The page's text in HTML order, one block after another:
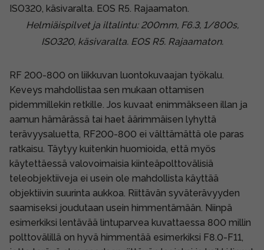
Helmiäispilvet ja iltalintu: 200mm, F6.3, 1/800s,
ISO320, käsivaralta. EOS R5. Rajaamaton.
RF 200-800 on liikkuvan luontokuvaajan työkalu.
Keveys mahdollistaa sen mukaan ottamisen
pidemmillekin retkille. Jos kuvaat enimmäkseen illan ja
aamun hämärässä tai haet äärimmäisen lyhyttä
terävyysaluetta, RF200-800 ei välttämättä ole paras
ratkaisu. Täytyy kuitenkin huomioida, että myös
käytettäessä valovoimaisia kiinteäpolttovälisiä
teleobjektiiveja ei usein ole mahdollista käyttää
objektiivin suurinta aukkoa. Riittävän syväterävyyden
saamiseksi joudutaan usein himmentämään. Niinpä
esimerkiksi lentävää lintuparvea kuvattaessa 800 millin
polttovälillä on hyvä himmentää esimerkiksi F8.0-F11,